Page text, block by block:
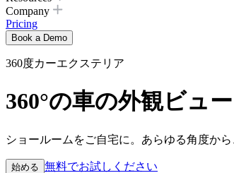
Company
Pricing
Book a Demo
360度カーエクステリア
360°の車の外観ビュ
ショールームをご自宅に。あらゆる角度か
始める 無料でお試しください